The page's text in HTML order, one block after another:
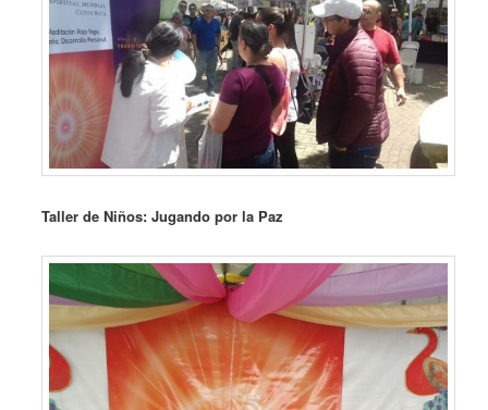
Taller de Niños: Jugando por la Paz